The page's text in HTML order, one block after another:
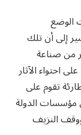
الوضع
إلى أن تلك
من صناعة
احتواء الآثار
تقوم على
مؤسسات الدولة
النزيف